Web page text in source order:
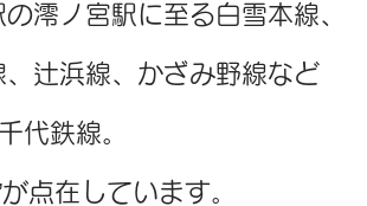
澪ノ宮駅に至る白雪本線、
辻浜線、 かざみ野線など
代鉄線。
点在しています。